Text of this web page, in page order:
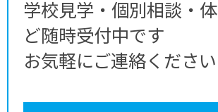
学校見学・個別相談・
ど随時受付中です
お気軽にご連絡ください